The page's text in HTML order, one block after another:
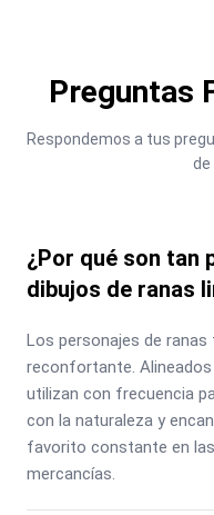
Preguntas
Respondemos a tus
de
¿Por qué son tan
dibujos de ranas
Los personajes de
reconfortante.
utilizan con frecuencia
con la naturaleza y
favorito constante en
mercancías.